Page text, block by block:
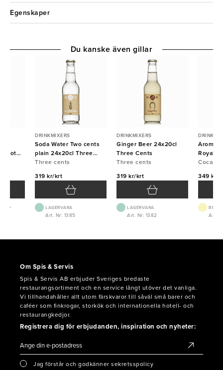
Egenskaper
1-2D
DRINKMIXERS
Soda Water Two cents
plain 24x20cl Three
Cents
Three cents
319 kr/krt
LAGERVARA
Art. Nr: 1385
DRINKMIXERS
Ginger Beer 24x20cl
Three Cents
Three cents
319 kr/krt
LAGERVARA
Art. Nr: 1382
Royal
Coca-
349 kr/
Art.
Du kanske även gillar
Om Spis & Servis
Spis & Servis AB erbjuder Sveriges bredaste
restaurangsortiment och en service långt utöver det vanliga.
Vi tillhandahåller allt utom färskvaror till såväl små barer och
caféer som finkrogar, storkök och internationella hotell- och
restaurangkedjor.
Registrera dig för erbjudanden, inspiration och nyheter:
Jag förstår och godkänner sekretsspolicy